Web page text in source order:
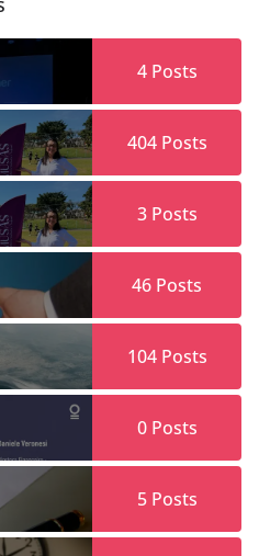
4Posts
404Posts
3Posts
46 Posts
104Posts
0Posts
5Posts